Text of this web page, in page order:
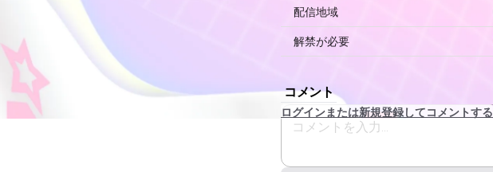
配信地域
解禁が必要
コメント
ログインまたは新規登録してコメントする